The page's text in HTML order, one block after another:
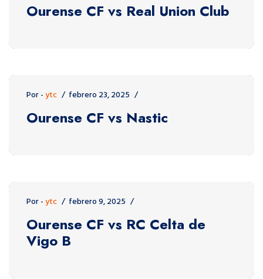
Ourense CF vs Real Union Club
Por -ytc febrero 23, 2025
Ourense CF vs Nastic
Por -ytc febrero 9, 2025
Ourense CF vs RC Celta de
Vigo B